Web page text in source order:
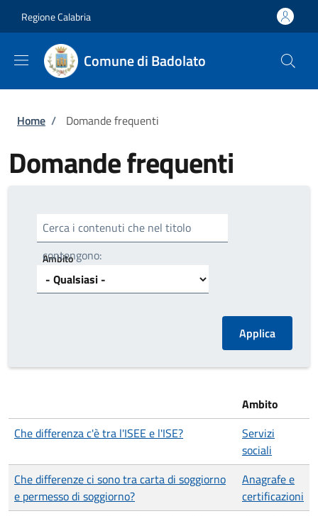
Regione Calabria
Comune di Badolato
Briciole di pane
Home / Domande frequenti
Domande frequenti
Cerca i contenuti che nel titolo
contengono:
Ambito
Ambito
Che differenza c'è tra l'ISEE e l'ISE?
Servizi
sociali
Che differenze ci sono tra carta di soggiorno
e permesso di soggiorno?
Anagrafe e
certificazioni